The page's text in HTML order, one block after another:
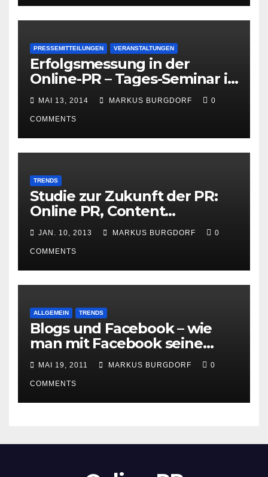
PRESSEMITTEILUNGEN VERANSTALTUNGEN
Erfolgsmessung in der
Online-PR – Tages-Seminar in
Hamburg am 23. Juni 2014
MAI 13, 2014 MARKUS BURGDORF 0
COMMENTS
TRENDS
Studie zur Zukunft der PR:
Online PR, Content
Marketing und Social Media
gewinnen
JAN. 10, 2013 MARKUS BURGDORF 0
COMMENTS
ALLGEMEIN TRENDS
Blogs und Facebook – wie
man mit Facebook seine
Besucher effektiv reduzieren
kann
MAI 19, 2011 MARKUS BURGDORF 0
COMMENTS